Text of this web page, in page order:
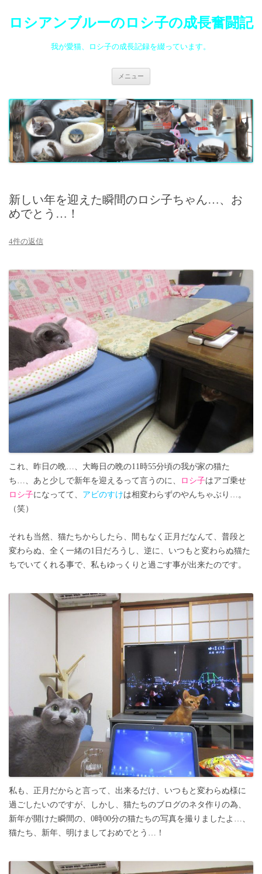
ロシアンブルーのロシ子の成長奮闘記
我が愛猫、ロシ子の成長記録を綴っています。
メニュー
ツ
へ
ス
キ
ッ
プ
新しい年を迎えた瞬間のロシ子ちゃん…、お
めでとう…！
4件の返信
これ、昨日の晩…、大晦日の晩の11時55分頃の我が家の猫た
ち…、あと少しで新年を迎えるって言うのに、
ロシ子はアゴ乗せ
ロシ子になってて、 アビのすけは相変わらずのやんちゃぶり…。
（笑）
それも当然、猫たちからしたら、間もなく正月だなんて、普段と
変わらぬ、全く一緒の1日だろうし、逆に、いつもと変わらぬ猫た
ちでいてくれる事で、私もゆっくりと過ごす事が出来たのです。
私も、正月だからと言って、出来るだけ、いつもと変わらぬ様に
過ごしたいのですが、しかし、猫たちのブログのネタ作りの為、
新年が開けた瞬間の、0時00分の猫たちの写真を撮りましたよ…、
猫たち、新年、明けましておめでとう…！